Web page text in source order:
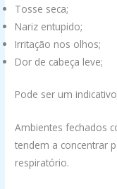
Tosse seca;
Nariz entupido;
Irritação nos olhos;
Dor de cabeça leve;
Pode ser um
Ambientes fechados
tendem a concentrar
respiratório.